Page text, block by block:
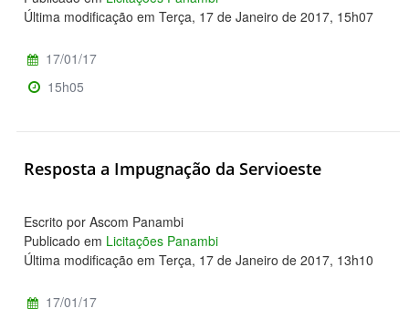
Última modificação em Terça, 17 de Janeiro de 2017, 15h07
17/01/17
15h05
Resposta a Impugnação da Servioeste
Escrito por Ascom Panambi
Publicado em Licitações Panambi
Última modificação em Terça, 17 de Janeiro de 2017, 13h10
17/01/17